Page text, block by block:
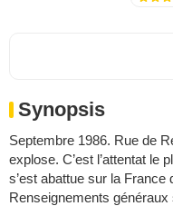
Synopsis
Septembre 1986. Rue de
explose. C’est l’attentat le
s’est abattue sur la France
Renseignements